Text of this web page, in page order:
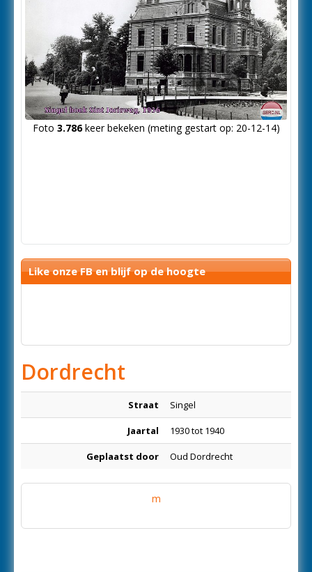
Foto 3.786keer bekeken (meting gestart op: 20-12-14)
Like onze FB en blijf op de hoogte
Dordrecht
Straat Singel
Jaartal 1930 tot 1940
Geplaatst door Oud Dordrecht
m